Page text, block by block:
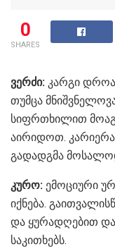
0
SHARES
ვერძი: კარგი დროა
თუმცა
სიფრთხილით
აირიდოთ.
გადადგმა
კურო: ემოციური
იქნება.
და ყურადღებით
საკითხებს.